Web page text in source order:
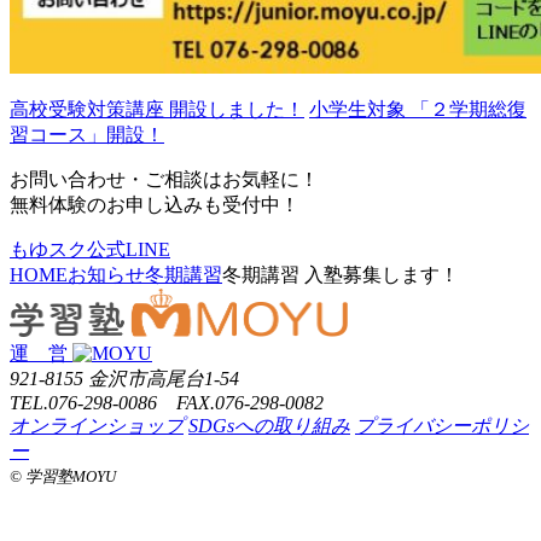
高校受験対策講座 開設しました！
小学生対象 「２学期総復
習コース」開設！
お問い合わせ・ご相談はお気軽に！
無料体験のお申し込みも受付中！
もゆスク公式LINE
HOMEお知らせ冬期講習冬期講習 入塾募集します！
運 営
921-8155 金沢市高尾台1-54
TEL.076-298-0086 FAX.076-298-0082
オンラインショップ SDGsへの取り組み プライバシーポリシ
ー
©️ 学習塾MOYU